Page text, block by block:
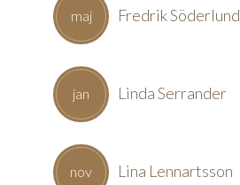
maj Fredrik Söderlund
jan Linda Serrander
nov Lina Lennartsson